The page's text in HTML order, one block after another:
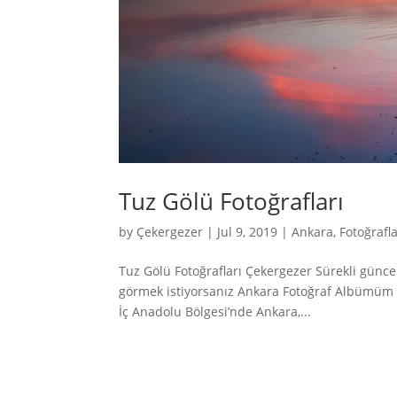
Tuz Gölü Fotoğrafları
by Çekergezer | Jul 9, 2019 |Ankara,
Tuz Gölü Fotoğrafları Çekergezer Sürekli
görmek istiyorsanız Ankara Fotoğraf
İç Anadolu Bölgesi’nde Ankara,...